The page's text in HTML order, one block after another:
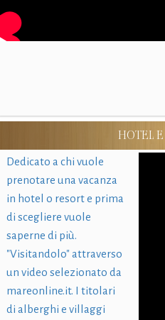
HOTEL
Dedicato a chi vuole
prenotare una vacanza
in hotel o resort e prima
di scegliere vuole
saperne di più.
"Visitandolo" attraverso
un video selezionato da
mareonline.it. I titolari
di alberghi e villaggi